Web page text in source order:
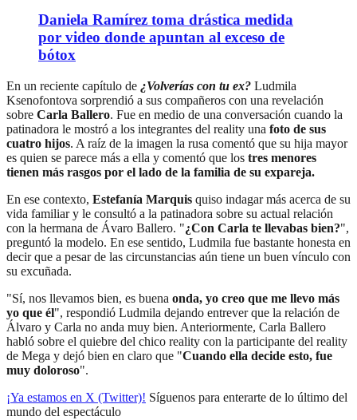
Daniela Ramírez toma drástica medida
por video donde apuntan al exceso de
bótox
En un reciente capítulo de ¿Volverías con tu ex? Ludmila
Ksenofontova sorprendió a sus compañeros con una revelación
sobre Carla Ballero. Fue en medio de una conversación cuando la
patinadora le mostró a los integrantes del reality una foto de sus
cuatro hijos. A raíz de la imagen la rusa comentó que su hija mayor
es quien se parece más a ella y comentó que los tres menores
tienen más rasgos por el lado de la familia de su expareja.
En ese contexto, Estefanía Marquis quiso indagar más acerca de su
vida familiar y le consultó a la patinadora sobre su actual relación
con la hermana de Ávaro Ballero. "¿Con Carla te llevabas bien?",
preguntó la modelo. En ese sentido, Ludmila fue bastante honesta en
decir que a pesar de las circunstancias aún tiene un buen vínculo con
su excuñada.
"Sí, nos llevamos bien, es buena onda, yo creo que me llevo más
yo que él", respondió Ludmila dejando entrever que la relación de
Álvaro y Carla no anda muy bien. Anteriormente, Carla Ballero
habló sobre el quiebre del chico reality con la participante del reality
de Mega y dejó bien en claro que "Cuando ella decide esto, fue
muy doloroso".
¡Ya estamos en X (Twitter)! Síguenos para enterarte de lo último del
mundo del espectáculo